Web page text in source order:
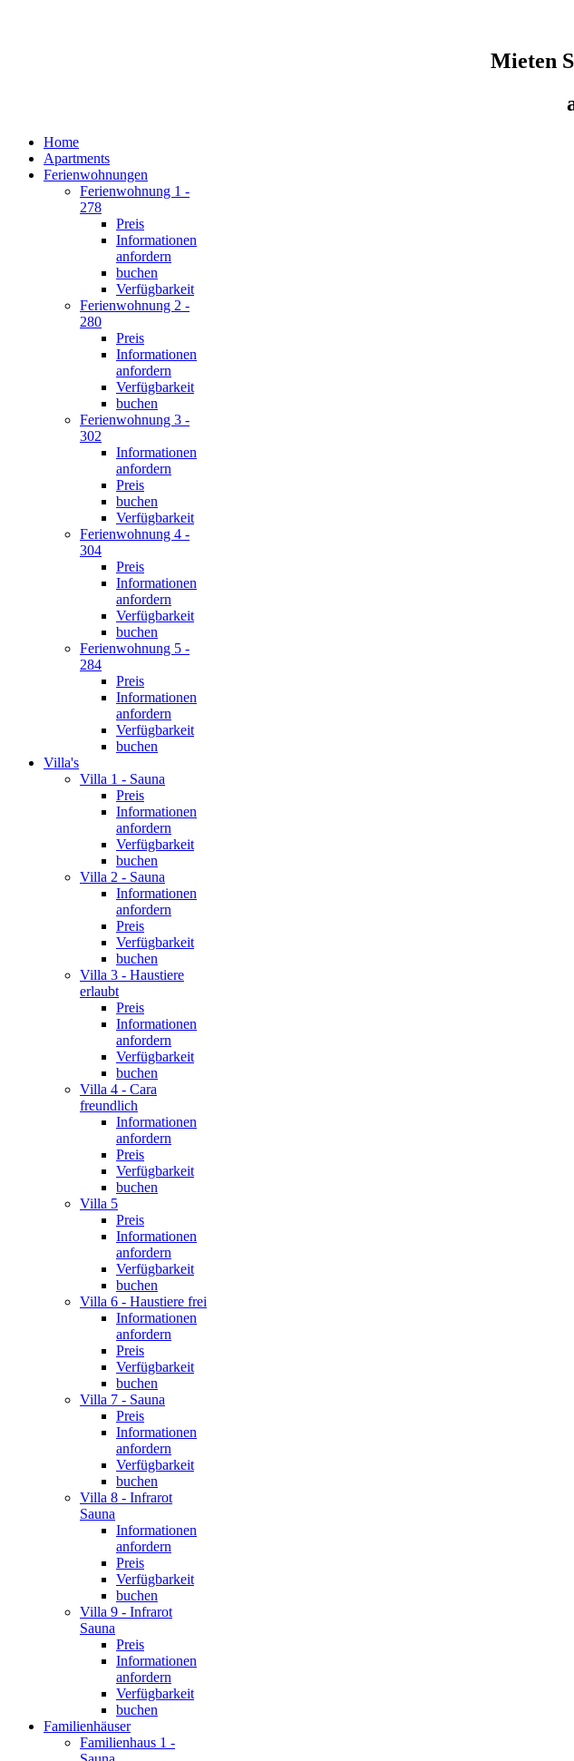
Mieten
Home
Apartments
Ferienwohnungen
Ferienwohnung 1 -
278
Preis
Informationen
anfordern
buchen
Verfügbarkeit
Ferienwohnung 2 -
280
Preis
Informationen
anfordern
Verfügbarkeit
buchen
Ferienwohnung 3 -
302
Informationen
anfordern
Preis
buchen
Verfügbarkeit
Ferienwohnung 4 -
304
Preis
Informationen
anfordern
Verfügbarkeit
buchen
Ferienwohnung 5 -
284
Preis
Informationen
anfordern
Verfügbarkeit
buchen
Villa's
Villa 1 - Sauna
Preis
Informationen
anfordern
Verfügbarkeit
buchen
Villa 2 - Sauna
Informationen
anfordern
Preis
Verfügbarkeit
buchen
Villa 3 - Haustiere
erlaubt
Preis
Informationen
anfordern
Verfügbarkeit
buchen
Villa 4 - Cara
freundlich
Informationen
anfordern
Preis
Verfügbarkeit
buchen
Villa 5
Preis
Informationen
anfordern
Verfügbarkeit
buchen
Villa 6 - Haustiere frei
Informationen
anfordern
Preis
Verfügbarkeit
buchen
Villa 7 - Sauna
Preis
Informationen
anfordern
Verfügbarkeit
buchen
Villa 8 - Infrarot
Sauna
Informationen
anfordern
Preis
Verfügbarkeit
buchen
Villa 9 - Infrarot
Sauna
Preis
Informationen
anfordern
Verfügbarkeit
buchen
Familienhäuser
Familienhaus 1 -